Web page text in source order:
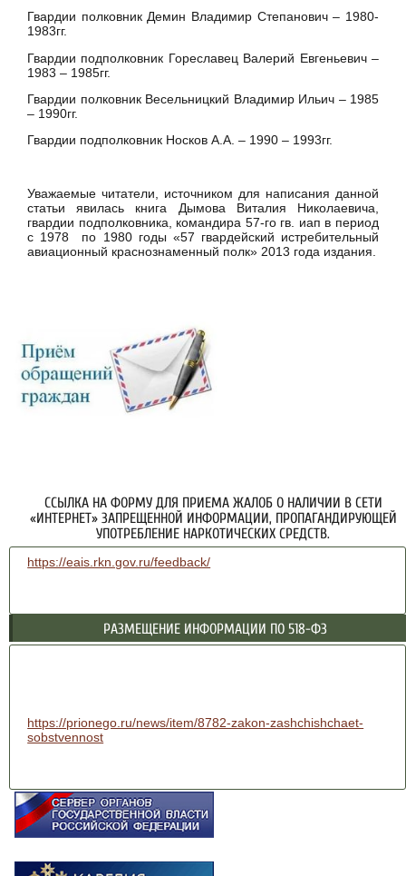
Гвардии полковник Демин Владимир Степанович – 1980-
1983гг.
Гвардии подполковник Гореславец Валерий Евгеньевич –
1983 – 1985гг.
Гвардии полковник Весельницкий Владимир Ильич – 1985
– 1990гг.
Гвардии подполковник Носков А.А. – 1990 – 1993гг.
Уважаемые читатели, источником для написания данной
статьи явилась книга Дымова Виталия Николаевича,
гвардии подполковника, командира 57-го гв. иап в период
с 1978 по 1980 годы «57 гвардейский истребительный
авиационный краснознаменный полк» 2013 года издания.
ССЫЛКА НА ФОРМУ ДЛЯ ПРИЕМА ЖАЛОБ О НАЛИЧИИ В СЕТИ
«ИНТЕРНЕТ» ЗАПРЕЩЕННОЙ ИНФОРМАЦИИ, ПРОПАГАНДИРУЮЩЕЙ
УПОТРЕБЛЕНИЕ НАРКОТИЧЕСКИХ СРЕДСТВ.
https://eais.rkn.gov.ru/feedback/
РАЗМЕЩЕНИЕ ИНФОРМАЦИИ ПО 518-ФЗ
https://prionego.ru/news/item/8782-zakon-zashchishchaet-
sobstvennost